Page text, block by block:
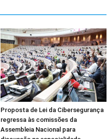
Proposta de Lei da Cibersegurança
regressa às comissões da
Assembleia Nacional para